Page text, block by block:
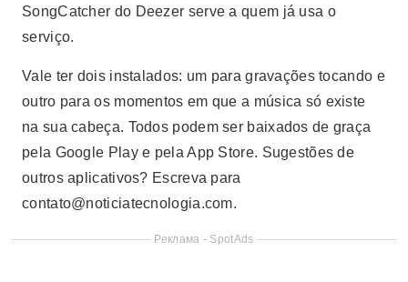
SongCatcher do Deezer serve a quem já usa o
serviço.
Vale ter dois instalados: um para gravações tocando e
outro para os momentos em que a música só existe
na sua cabeça. Todos podem ser baixados de graça
pela Google Play e pela App Store. Sugestões de
outros aplicativos? Escreva para
contato@noticiatecnologia.com.
Реклама - SpotAds